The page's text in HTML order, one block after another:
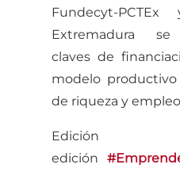
Fundecyt-
Extremadura se
claves de
modelo productivo
de riqueza y
edición